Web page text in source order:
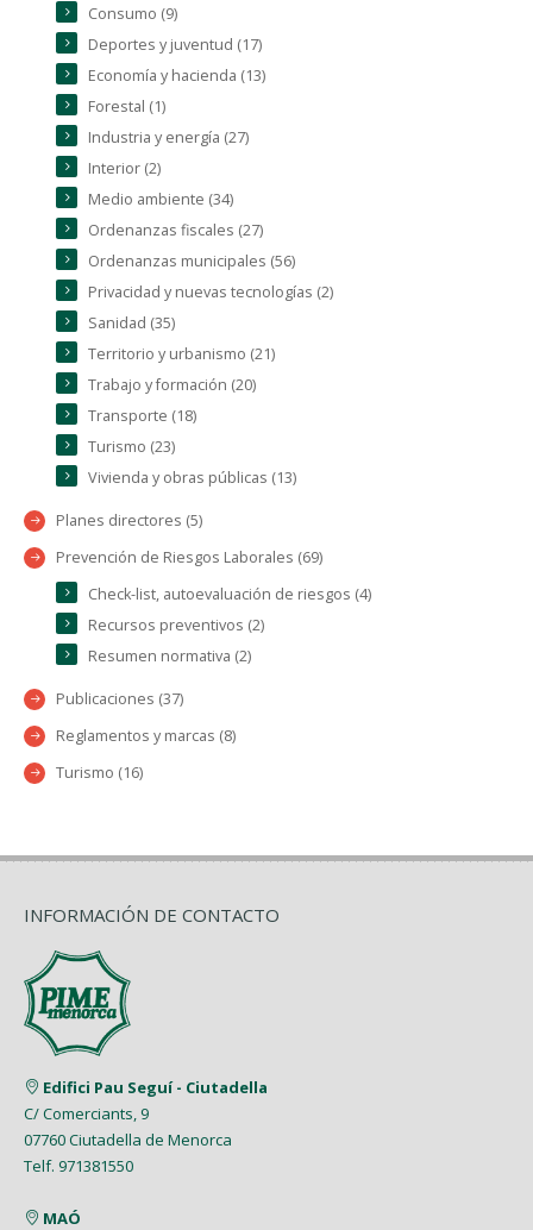
Consumo (9)
Deportes y juventud (17)
Economía y hacienda (13)
Forestal (1)
Industria y energía (27)
Interior (2)
Medio ambiente (34)
Ordenanzas fiscales (27)
Ordenanzas municipales (56)
Privacidad y nuevas tecnologías (2)
Sanidad (35)
Territorio y urbanismo (21)
Trabajo y formación (20)
Transporte (18)
Turismo (23)
Vivienda y obras públicas (13)
Planes directores (5)
Prevención de Riesgos Laborales (69)
Check-list, autoevaluación de riesgos (4)
Recursos preventivos (2)
Resumen normativa (2)
Publicaciones (37)
Reglamentos y marcas (8)
Turismo (16)
INFORMACIÓN DE CONTACTO
Edifici Pau Seguí - Ciutadella
C/ Comerciants, 9
07760 Ciutadella de Menorca
Telf. 971381550
MAÓ